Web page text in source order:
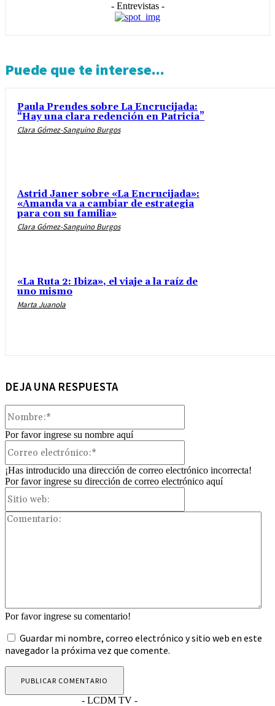
- Entrevistas -
Puede que te interese...
Paula Prendes sobre La Encrucijada:
“Hay una clara redención en Patricia”
Clara Gómez-Sanguino Burgos
Astrid Janer sobre «La Encrucijada»:
«Amanda va a cambiar de estrategia
para con su familia»
Clara Gómez-Sanguino Burgos
«La Ruta 2: Ibiza», el viaje a la raíz de
uno mismo
Marta Juanola
DEJA UNA RESPUESTA
Por favor ingrese su nombre aquí
¡Has introducido una dirección de correo electrónico incorrecta!
Por favor ingrese su dirección de correo electrónico aquí
Por favor ingrese su comentario!
Guardar mi nombre, correo electrónico y sitio web en este
navegador la próxima vez que comente.
- LCDM TV -